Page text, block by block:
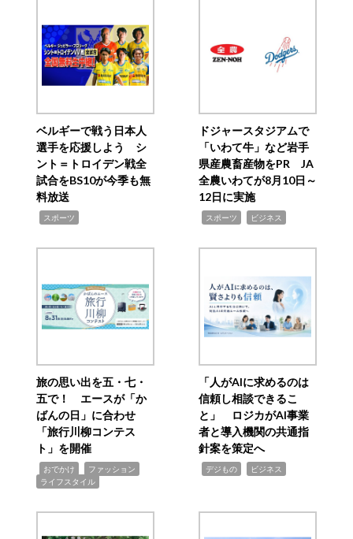
ベルギーで戦う日本人
選手を応援しよう シ
ント＝トロイデン戦全
試合をBS10が今季も無
料放送
スポーツ
ドジャースタジアムで
「いわて牛」など岩手
県産農畜産物をPR JA
全農いわてが8月10日～
12日に実施
スポーツ ビジネス
旅の思い出を五・七・
五で！ エースが「か
ばんの日」に合わせ
「旅行川柳コンテス
ト」を開催
おでかけ ファッション
ライフスタイル
「人がAIに求めるのは
信頼し相談できるこ
と」 ロジカがAI事業
者と導入機関の共通指
針案を策定へ
デジもの ビジネス